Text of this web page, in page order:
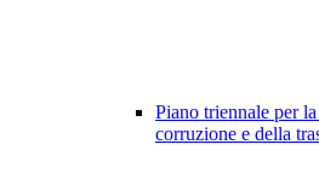
Piano triennale per
corruzione e della